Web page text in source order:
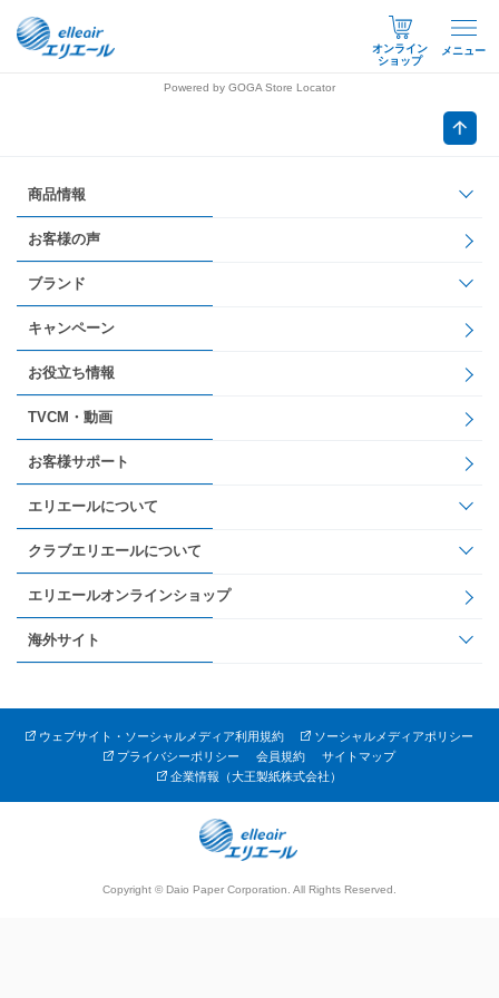
オンライン
ショップ
メニュー
Powered by GOGA Store Locator
商品情報
お客様の声
ブランド
キャンペーン
お役立ち情報
TVCM・動画
お客様サポート
エリエールについて
クラブエリエールについて
エリエールオンラインショップ
海外サイト
ウェブサイト・ソーシャルメディア利用規約
ソーシャルメディアポリシー
プライバシーポリシー
会員規約
サイトマップ
企業情報（大王製紙株式会社）
Copyright © Daio Paper Corporation. All Rights Reserved.